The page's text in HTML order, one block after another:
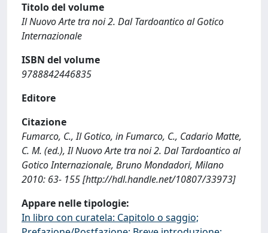
Titolo del volume
Il Nuovo Arte tra noi 2. Dal Tardoantico al Gotico
Internazionale
ISBN del volume
9788842446835
Editore
Citazione
Fumarco, C., Il Gotico, in Fumarco, C., Cadario Matte,
C. M. (ed.), Il Nuovo Arte tra noi 2. Dal Tardoantico al
Gotico Internazionale, Bruno Mondadori, Milano
2010: 63- 155 [http://hdl.handle.net/10807/33973]
Appare nelle tipologie:
In libro con curatela: Capitolo o saggio;